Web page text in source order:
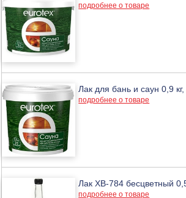
подробнее о товаре
Лак для бань и саун 0,9
подробнее о товаре
Лак ХВ-784 бесцветный
подробнее о товаре